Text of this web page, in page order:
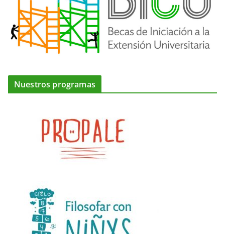
Nuestros programas